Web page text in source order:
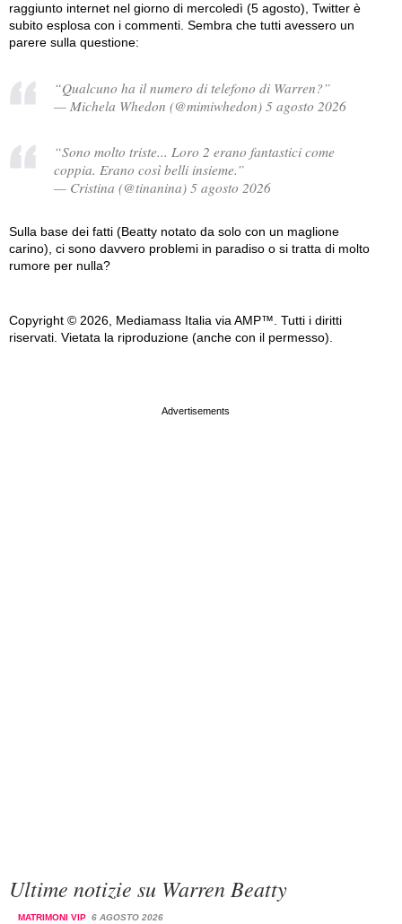
raggiunto internet nel giorno di mercoledì (5 agosto), Twitter è
subito esplosa con i commenti. Sembra che tutti avessero un
parere sulla questione:
“Qualcuno ha il numero di telefono di Warren?”
— Michela Whedon (@mimiwhedon) 5 agosto 2026
“Sono molto triste... Loro 2 erano fantastici come
coppia. Erano così belli insieme.”
— Cristina (@tinanina) 5 agosto 2026
Sulla base dei fatti (Beatty notato da solo con un maglione
carino), ci sono davvero problemi in paradiso o si tratta di molto
rumore per nulla?
Copyright © 2026, Mediamass Italia via AMP™. Tutti i diritti
riservati. Vietata la riproduzione (anche con il permesso).
Ultime notizie su Warren Beatty
MATRIMONI VIP 6 AGOSTO 2026